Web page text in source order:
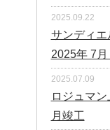
2025.09.22
サンディ
2025年 7月
2025.07.09
ロジュマ
月竣工